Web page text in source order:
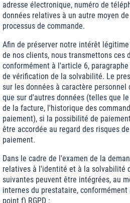
adresse électronique, numéro de
données relatives à un autre moyen
processus de commande.
Afin de préserver notre intérêt
de nos clients, nous transmettons ces
conformément à l'article 6, paragraphe
de vérification de la solvabilité. Le
sur les données à caractère
que sur d'autres données (telles que
de la facture, l'historique des
paiement), si la possibilité de
être accordée au regard des risques
paiement.
Dans le cadre de l'examen de la
relatives à l'identité et à la solvabilité
suivantes peuvent être intégrées, au
internes du prestataire,
point f) RGPD :